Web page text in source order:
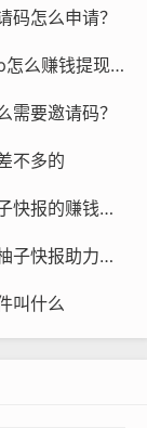
码怎么申请？
柚子快报app怎么赚钱的啊！柚子快报app怎么赚钱提现到微信
需要邀请码？
不多的
类似柚子快报的赚钱软件有哪些，类似柚子快报的赚钱软件是真的吗
柚子快报助力任务被拒绝以后要做什么？柚子快报助力的昵称是什么
叫什么